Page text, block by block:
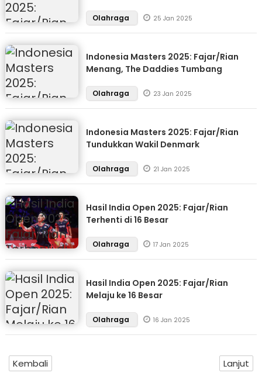
Olahraga 25 Jan 2025
Indonesia Masters 2025: Fajar/Rian
Menang, The Daddies Tumbang
Olahraga 23 Jan 2025
Indonesia Masters 2025: Fajar/Rian
Tundukkan Wakil Denmark
Olahraga 21 Jan 2025
Hasil India Open 2025: Fajar/Rian
Terhenti di 16 Besar
Olahraga 17 Jan 2025
Hasil India Open 2025: Fajar/Rian
Melaju ke 16 Besar
Olahraga 16 Jan 2025
Kembali Lanjut